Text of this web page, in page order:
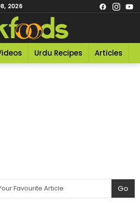
2026
Urdu Recipes Articles